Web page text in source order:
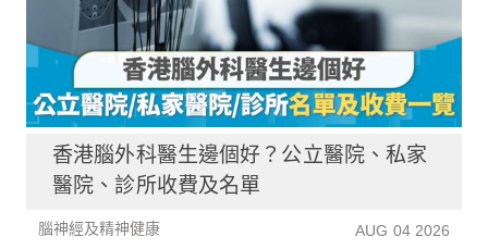
香港腦外科醫生邊個好？公立醫院、私家
醫院、診所收費及名單
腦神經及精神健康 AUG 04 2026